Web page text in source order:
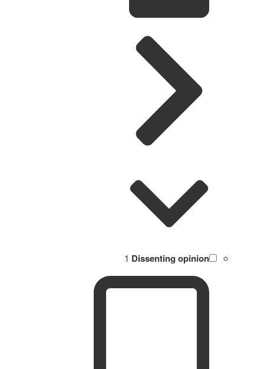
Dissenting opinion
1